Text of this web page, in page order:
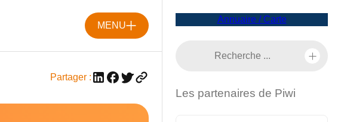
MENU
Partager :
Annuaire / Carte
Les partenaires de Piwi